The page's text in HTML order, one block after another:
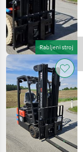
Rabljeni stroj